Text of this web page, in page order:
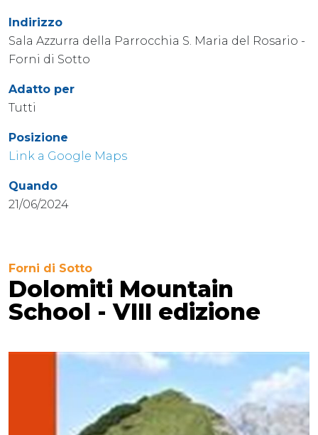
Indirizzo
Sala Azzurra della Parrocchia S. Maria del Rosario -
Forni di Sotto
Adatto per
Tutti
Posizione
Link a Google Maps
Quando
21/06/2024
Forni di Sotto
Dolomiti Mountain
School - VIII edizione